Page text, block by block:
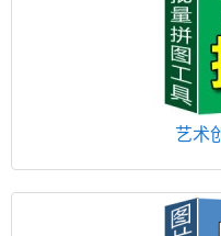
艺术